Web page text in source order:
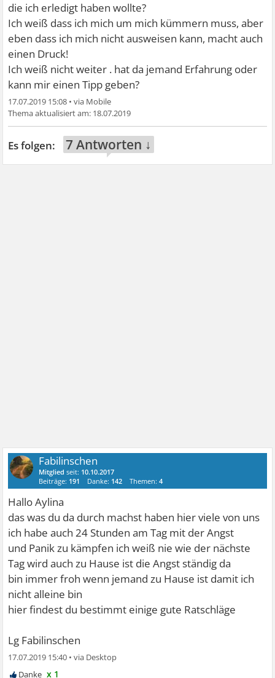
die ich erledigt haben wollte?
Ich weiß dass ich mich um mich kümmern muss, aber
eben dass ich mich nicht ausweisen kann, macht auch
einen Druck!
Ich weiß nicht weiter . hat da jemand Erfahrung oder
kann mir einen Tipp geben?
17.07.2019 15:08 •
18.07.2019
7 Antworten ↓
Fabilinschen
Mitglied seit: 10.10.2017
Beiträge: 191 Danke: 142 Themen:4
Hallo Aylina
das was du da durch machst haben hier viele von uns
ich habe auch 24 Stunden am Tag mit der Angst
und Panik zu kämpfen ich weiß nie wie der nächste
Tag wird auch zu Hause ist die Angst ständig da
bin immer froh wenn jemand zu Hause ist damit ich
nicht alleine bin
hier findest du bestimmt einige gute Ratschläge
Lg Fabilinschen
17.07.2019 15:40 •
x 1